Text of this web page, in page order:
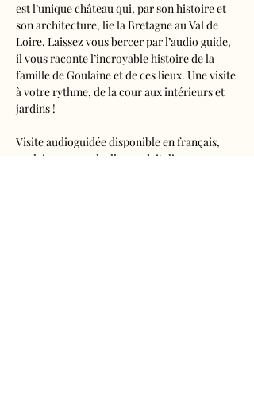
est l’unique château qui, par son histoire et
son architecture, lie la Bretagne au Val de
Loire. Laissez vous bercer par l’audio guide,
il vous raconte l’incroyable histoire de la
famille de Goulaine et de ces lieux. Une visite
à votre rythme, de la cour aux intérieurs et
jardins !
Visite audioguidée disponible en français,
anglais, espagnol, allemand, italien,